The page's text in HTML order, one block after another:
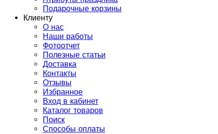
Подарочные корзины
Клиенту
О нас
Наши работы
Фотоотчет
Полезные статьи
Доставка
Контакты
Отзывы
Избранное
Вход в кабинет
Каталог товаров
Поиск
Способы оплаты